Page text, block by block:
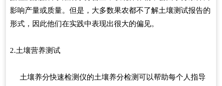
影响产量或质量。但是，大多数果农都不了解土壤测试报告的
形式，因此他们在实践中表现出很大的偏见。
2.土壤营养测试
土壤养分快速检测仪的土壤养分检测可以帮助每个人指导